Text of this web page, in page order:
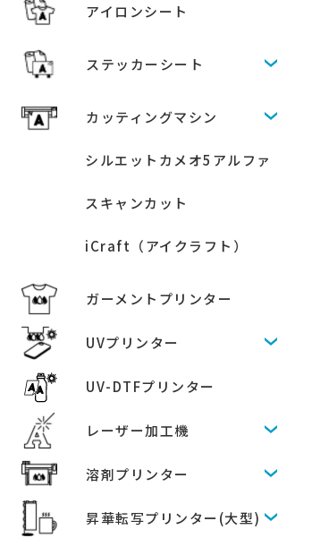
アイロンシート
ステッカーシート
カッティングマシン
シルエットカメオ5アルファ
スキャンカット
iCraft（アイクラフト）
ガーメントプリンター
UVプリンター
UV-DTFプリンター
レーザー加工機
溶剤プリンター
昇華転写プリンター(大型)